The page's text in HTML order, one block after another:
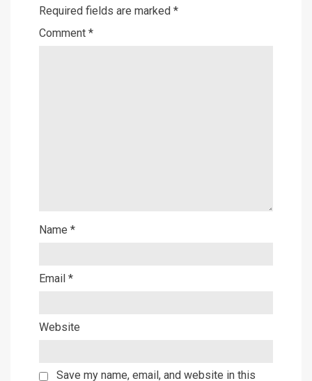
Required fields are marked *
Comment *
Name *
Email *
Website
Save my name, email, and website in this